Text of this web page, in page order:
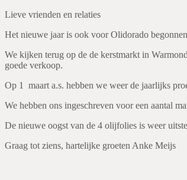
Lieve vrienden en relaties
Het nieuwe jaar is ook voor Olidorado
We kijken terug op de de kerstmarkt in
goede verkoop.
Op 1 maart a.s. hebben we weer de jaarlijks
We hebben ons ingeschreven voor een aantal
De nieuwe oogst van de 4 olijfolies is weer
Graag tot ziens, hartelijke groeten Anke Meijs